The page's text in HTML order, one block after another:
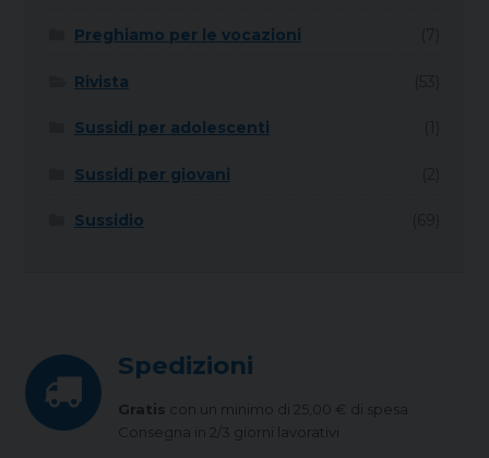
Preghiamo per le vocazioni
Rivista
Sussidi per adolescenti
Sussidi per giovani
Sussidio
Spedizioni
Gratis con un minimo di 25,00 € di spesa.
Consegna in 2/3 giorni lavorativi